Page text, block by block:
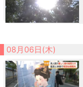
08月06日(木)